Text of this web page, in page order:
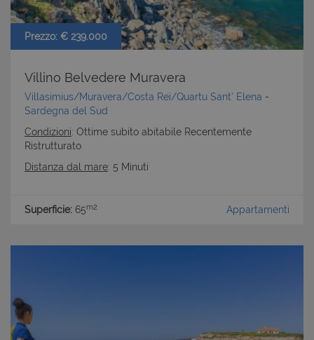
Prezzo: € 239.000
Villino Belvedere Muravera
Villasimius/Muravera/Costa Rei/Quartu Sant' Elena -
Sardegna del Sud
Condizioni: Ottime subito abitabile Recentemente
Ristrutturato
Distanza dal mare: 5 Minuti
Superficie: 65m2 Appartamenti
cookie strettamente necessari.
Nome
Provider/Dominio
Scadenza
PHP.net
Sessione